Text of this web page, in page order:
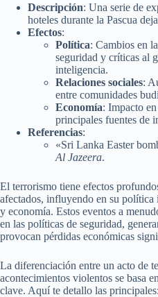
Descripción: Una serie de
hoteles durante la Pascua
Efectos:
Política: Cambios en
seguridad y críticas al
inteligencia.
Relaciones sociales:
entre comunidades
Economía: Impacto
principales fuentes de
Referencias:
«Sri Lanka Easter
Al Jazeera.
El terrorismo tiene efectos
afectados, influyendo en su política
y economía. Estos eventos a
en las políticas de seguridad,
provocan pérdidas económicas
La diferenciación entre un acto de
acontecimientos violentos se basa
clave. Aquí te detallo las principales: